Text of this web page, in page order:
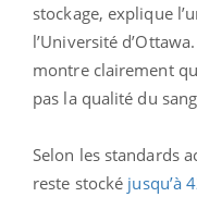
stockage, explique
l’Université
montre clairement
pas la qualité du
Selon les standards
reste stocké jusqu’à